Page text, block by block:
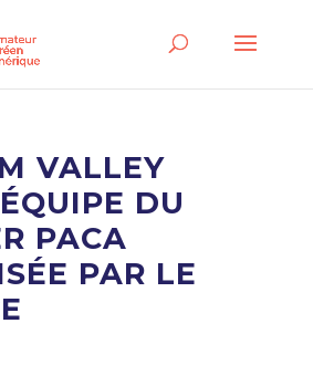
VALLEY
DU
PACA
PAR LE